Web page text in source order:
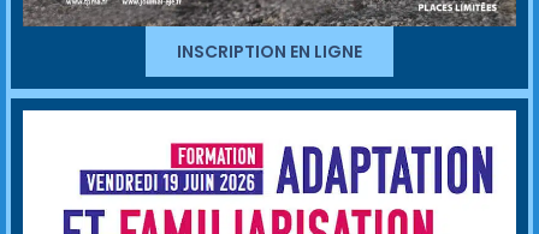
INSCRIPTION EN LIGNE